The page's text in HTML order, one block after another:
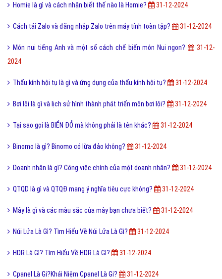
Homie là gì và cách nhận biết thế nào là Homie? 31-12-2024
Cách tải Zalo và đăng nhập Zalo trên máy tính toàn tập? 31-12-2024
Món nui tiếng Anh và một số cách chế biến món Nui ngon?
31-12-
2024
Thấu kính hội tụ là gì và ứng dụng của thấu kính hội tụ? 31-12-2024
Bơi lội là gì và lịch sử hình thành phát triển môn bơi lội? 31-12-2024
Tại sao gọi là BIỂN ĐỎ mà không phải là tên khác? 31-12-2024
Binomo là gì? Binomo có lừa đảo không? 31-12-2024
Doanh nhân là gì? Công việc chính của một doanh nhân? 31-12-2024
QTQD là gì và QTQĐ mang ý nghĩa tiêu cực không? 31-12-2024
Mây là gì và các màu sắc của mây bạn chưa biết? 31-12-2024
Núi Lửa Là Gì? Tìm Hiểu Về Núi Lửa Là Gì? 31-12-2024
HDR Là Gì? Tìm Hiểu Về HDR Là Gì? 31-12-2024
Cpanel Là Gi?Khái Niệm Cpanel Là Gi? 31-12-2024